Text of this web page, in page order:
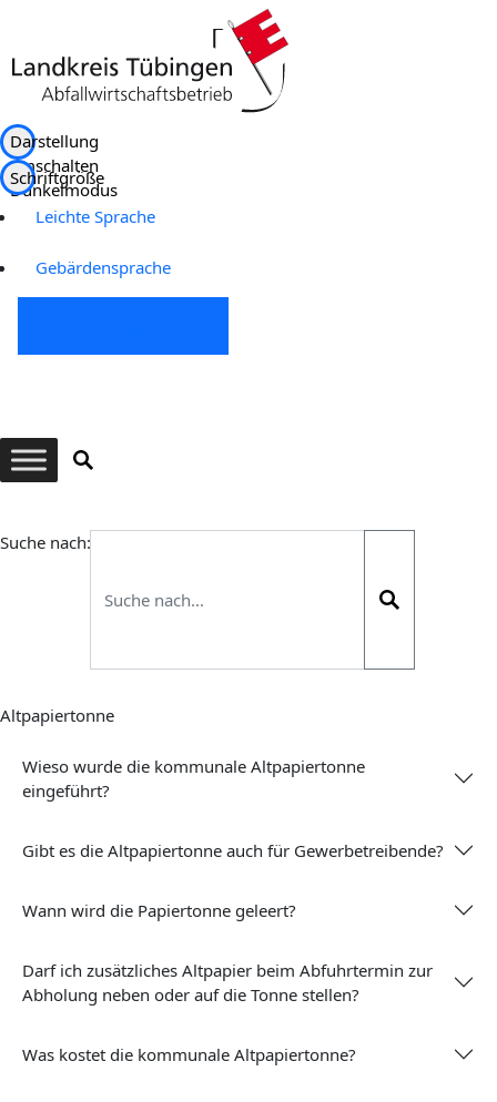
Darstellung
umschalten
Dunkelmodus
Schriftgröße
Leichte Sprache
Gebärdensprache
Suche nach:
Altpapiertonne
Wieso wurde die kommunale Altpapiertonne
eingeführt?
Gibt es die Altpapiertonne auch für Gewerbetreibende?
Wann wird die Papiertonne geleert?
Darf ich zusätzliches Altpapier beim Abfuhrtermin zur
Abholung neben oder auf die Tonne stellen?
Was kostet die kommunale Altpapiertonne?